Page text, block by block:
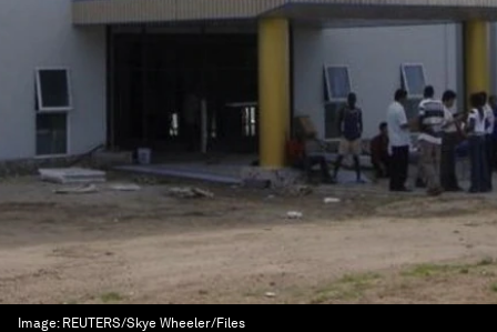
Image: REUTERS/Skye Wheeler/Files